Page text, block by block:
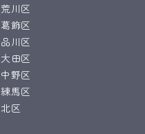
荒川区
葛飾区
品川区
大田区
中野区
練馬区
北区